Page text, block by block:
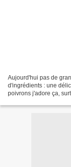
Aujourd'hui pas de
d'ingrédients : une
poivrons j'adore ça,